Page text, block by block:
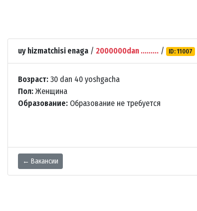
uy hizmatchisi enaga / 2000000dan ......... / ID: 11007
Возраст: 30 dan 40 yoshgacha
Пол: Женщина
Образование: Образование не требуется
← Вакансии